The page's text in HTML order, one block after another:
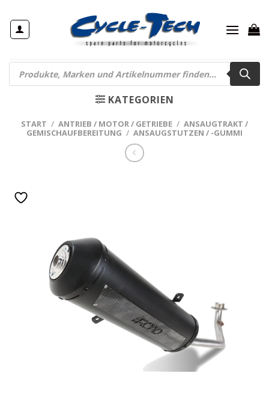
Inhalt
springen
Products
search
KATEGORIEN
START / ANTRIEB / MOTOR / GETRIEBE / ANSAUGTRAKT /
GEMISCHAUFBEREITUNG / ANSAUGSTUTZEN / -GUMMI